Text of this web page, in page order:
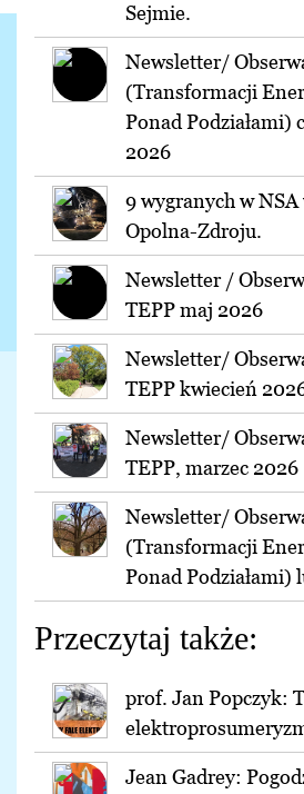
Sejmie.
Newsletter/
(Transformacji
Ponad Podziałami)
2026
9 wygranych w
Opolna-Zdroju.
Newsletter /
TEPP maj 2026
Newsletter/
TEPP kwiecień
Newsletter/
TEPP, marzec 2026
Newsletter/
(Transformacji
Ponad Podziałami)
Przeczytaj także:
prof. Jan Popczyk:
Jean Gadrey: